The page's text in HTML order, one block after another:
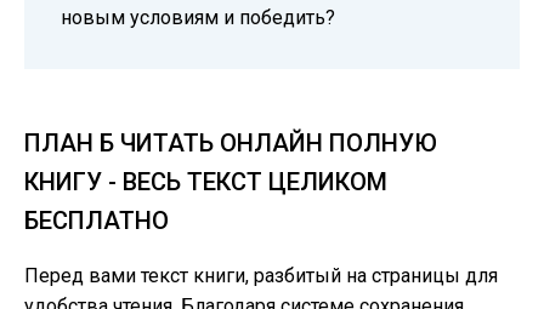
новым условиям и победить?
ПЛАН Б ЧИТАТЬ ОНЛАЙН ПОЛНУЮ
КНИГУ - ВЕСЬ ТЕКСТ ЦЕЛИКОМ
БЕСПЛАТНО
Перед вами текст книги, разбитый на страницы для